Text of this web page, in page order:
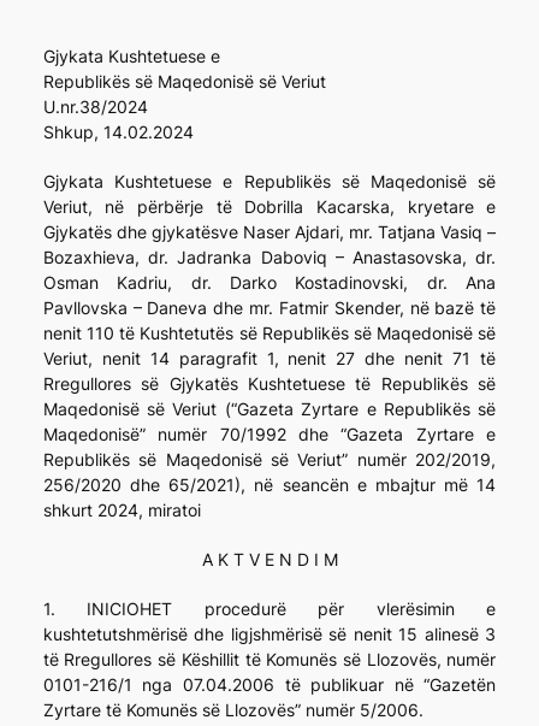
Gjykata Kushtetuese e
Republikës së Maqedonisë së Veriut
U.nr.38/2024
Shkup, 14.02.2024
Gjykata Kushtetuese e Republikës së Maqedonisë së
Veriut, në përbërje të Dobrilla Kacarska, kryetare e
Gjykatës dhe gjykatësve Naser Ajdari, mr. Tatjana Vasiq –
Bozaxhieva, dr. Jadranka Daboviq – Anastasovska, dr.
Osman Kadriu, dr. Darko Kostadinovski, dr. Ana
Pavllovska – Daneva dhe mr. Fatmir Skender, në bazë të
nenit 110 të Kushtetutës së Republikës së Maqedonisë së
Veriut, nenit 14 paragrafit 1, nenit 27 dhe nenit 71 të
Rregullores së Gjykatës Kushtetuese të Republikës së
Maqedonisë së Veriut (“Gazeta Zyrtare e Republikës së
Maqedonisë” numër 70/1992 dhe “Gazeta Zyrtare e
Republikës së Maqedonisë së Veriut” numër 202/2019,
256/2020 dhe 65/2021), në seancën e mbajtur më 14
shkurt 2024, miratoi
A K T V E N D I M
1. INICIOHET procedurë për vlerësimin e
kushtetutshmërisë dhe ligjshmërisë së nenit 15 alinesë 3
të Rregullores së Këshillit të Komunës së Llozovës, numër
0101-216/1 nga 07.04.2006 të publikuar në “Gazetën
Zyrtare të Komunës së Llozovës” numër 5/2006.